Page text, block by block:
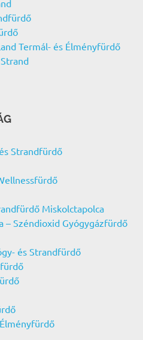
Termál- és Élményfürdő
Strandfürdő
Miskolctapolca
– Széndioxid Gyógygázfürdő
és Strandfürdő